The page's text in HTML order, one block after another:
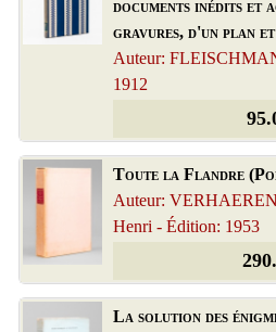
documents inédits et
gravures, d'un plan
Auteur:
1912
Toute la Flandre
Auteur:
Henri - Édition: 1953
La solution des